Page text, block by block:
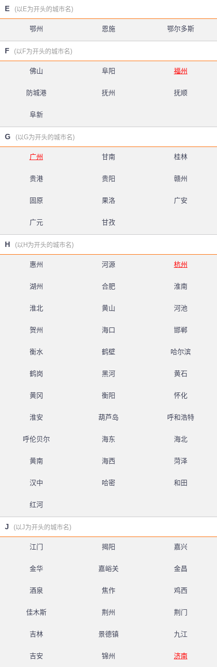
E (以E为开头的城市名)
鄂州 恩施 鄂尔多斯
F (以F为开头的城市名)
佛山 阜阳 福州
防城港 抚州 抚顺
阜新
G (以G为开头的城市名)
广州 甘南 桂林
贵港 贵阳 赣州
固原 果洛 广安
广元 甘孜
H (以H为开头的城市名)
惠州 河源 杭州
湖州 合肥 淮南
淮北 黄山 河池
贺州 海口 邯郸
衡水 鹤壁 哈尔滨
鹤岗 黑河 黄石
黄冈 衡阳 怀化
淮安 葫芦岛 呼和浩特
呼伦贝尔 海东 海北
黄南 海西 菏泽
汉中 哈密 和田
红河
J (以J为开头的城市名)
江门 揭阳 嘉兴
金华 嘉峪关 金昌
酒泉 焦作 鸡西
佳木斯 荆州 荆门
吉林 景德镇 九江
吉安 锦州 济南